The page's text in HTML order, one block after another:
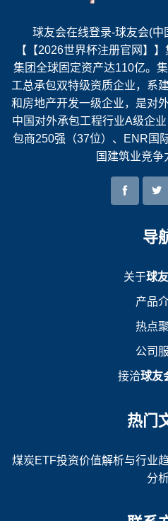
球友会在线登录-球友会(中
【【2026世界杯注册官网】
集团全球固定资产达110亿。
工总承包双特级资质企业，系
和房地产开发一级企业，是对
中国对外承包工程行业A级企
包商250强（37位）、ENR国
国建筑业竞争
导
关于球
产品
热点
公司
接洽球友
热门
煤炭ETF投资价值解析与行业
分